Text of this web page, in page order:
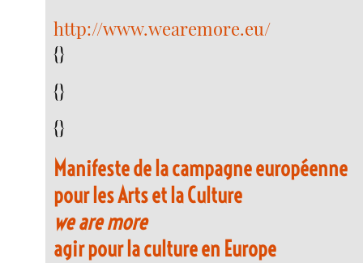
http://www.wearemore.eu/
{}
{}
{}
Manifeste de la campagne européenne
pour les Arts et la Culture
we are more
agir pour la culture en Europe